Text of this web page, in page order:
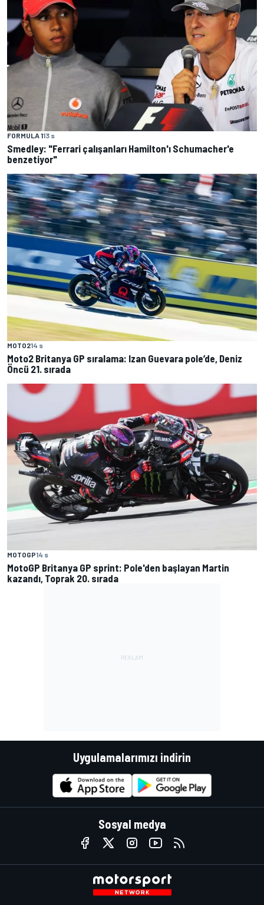
FORMULA 113 s
Smedley: "Ferrari çalışanları Hamilton'ı Schumacher'e
benzetiyor"
MOTO214 s
Moto2 Britanya GP sıralama: Izan Guevara pole’de, Deniz
Öncü 21. sırada
MOTOGP14 s
MotoGP Britanya GP sprint: Pole'den başlayan Martin
kazandı, Toprak 20. sırada
Uygulamalarımızı indirin
Sosyal medya